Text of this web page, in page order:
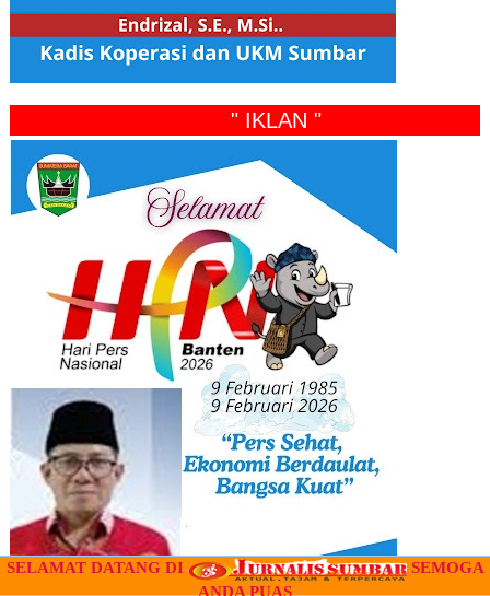
" IKLAN "
SELAMAT DATANG DI
SEMOGA
ANDA PUAS